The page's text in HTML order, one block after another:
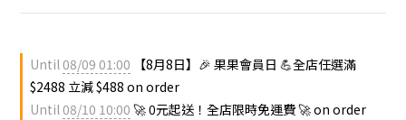
Until08/09 01:00 【8月8日】🎉 果果會員日 💪全店任選滿
$2488 立減 $488 on order
Until08/10 10:00 🚀 0元起送！全店限時免運費 🚀 on order